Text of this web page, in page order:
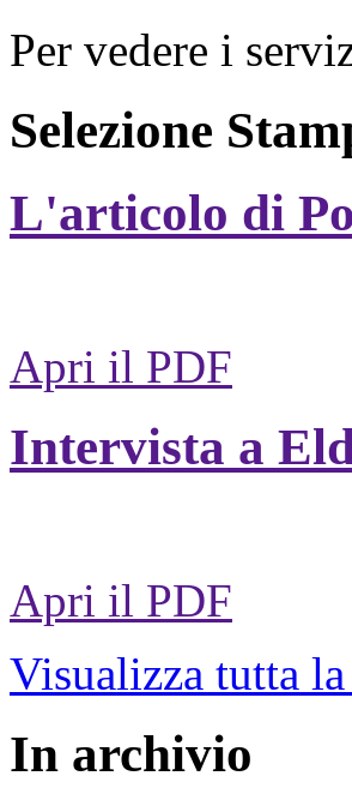
Per vedere i
Selezione
L'articolo di
Apri il PDF
Intervista a
Apri il PDF
Visualizza tutta la
In archivio